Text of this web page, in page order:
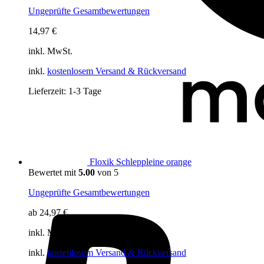
Ungeprüfte Gesamtbewertungen
14,97 €
inkl. MwSt.
inkl. kostenlosem Versand & Rückversand
Lieferzeit: 1-3 Tage
Floxik Schleppleine orange
Bewertet mit 5.00 von 5
Ungeprüfte Gesamtbewertungen
ab 24,97€
inkl. MwSt.
inkl.kostenlosem Versand & Rückversand